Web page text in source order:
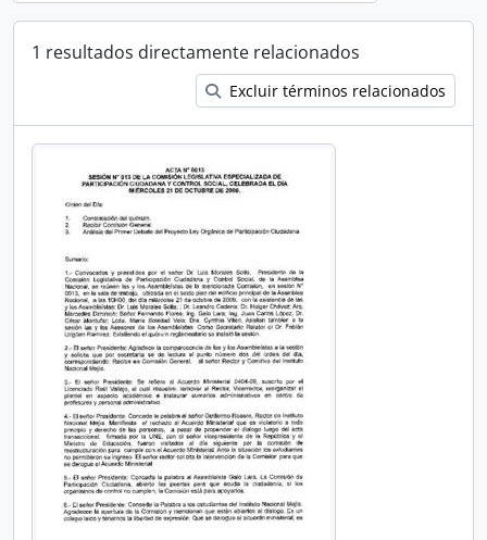
1 resultados directamente relacionados
Excluir términos relacionados